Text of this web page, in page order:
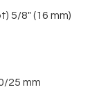
5/8″ (16 mm)
25 mm